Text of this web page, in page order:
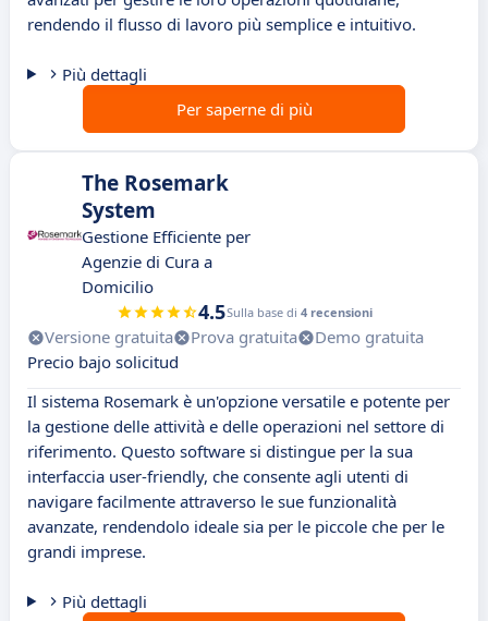
rendendo il flusso di lavoro più semplice e intuitivo.
Più dettagli
Per saperne di più
The Rosemark
System
Gestione Efficiente per
Agenzie di Cura a
Domicilio
4.5Sulla base di 4 recensioni
Versione gratuita Prova gratuita
Demo gratuita
Precio bajo solicitud
Il sistema Rosemark è un'opzione versatile e potente per
la gestione delle attività e delle operazioni nel settore di
riferimento. Questo software si distingue per la sua
interfaccia user-friendly, che consente agli utenti di
navigare facilmente attraverso le sue funzionalità
avanzate, rendendolo ideale sia per le piccole che per le
grandi imprese.
Più dettagli